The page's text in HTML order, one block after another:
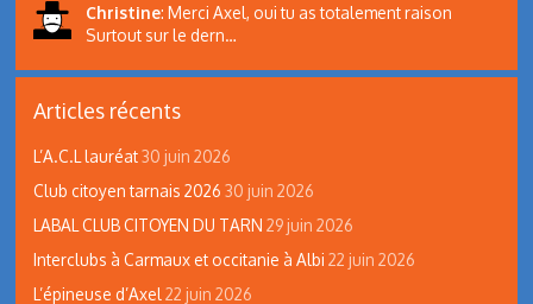
Christine: Merci Axel, oui tu as totalement raison
Surtout sur le dern…
Articles récents
L’A.C.L lauréat 30 juin 2026
Club citoyen tarnais 2026 30 juin 2026
LABAL CLUB CITOYEN DU TARN 29 juin 2026
Interclubs à Carmaux et occitanie à Albi 22 juin 2026
L’épineuse d’Axel 22 juin 2026